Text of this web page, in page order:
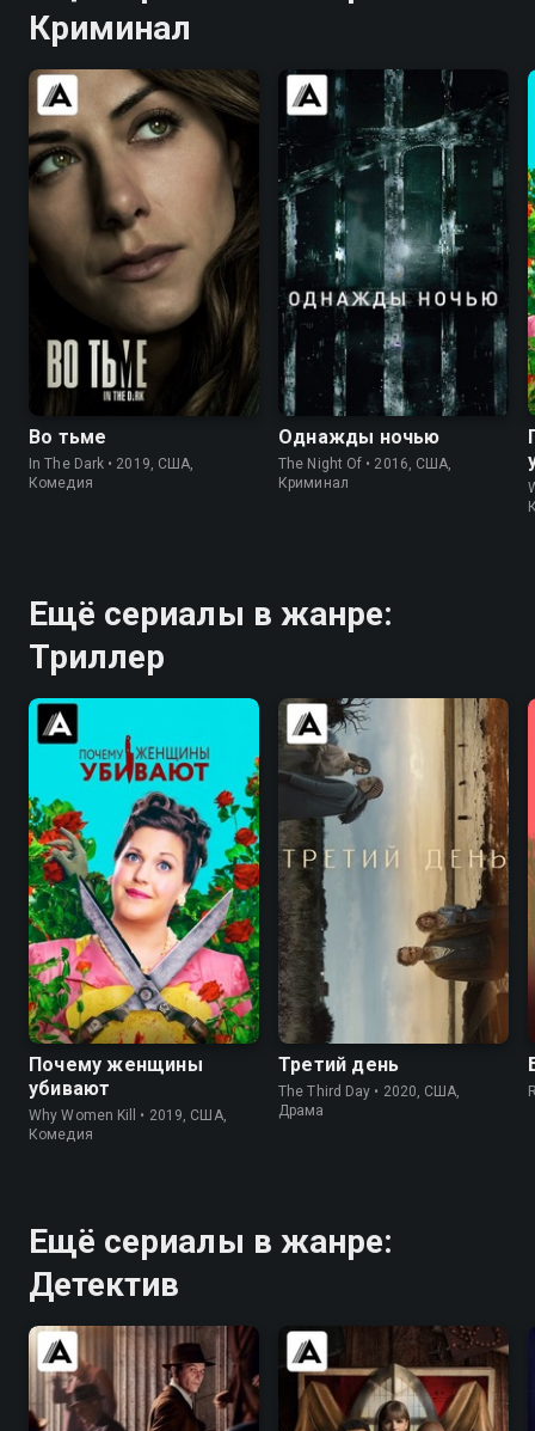
Криминал
7.4 7.5
Во тьме
In The Dark • 2019, США,
Комедия
7.8 8.4
Однажды ночью
The Night Of • 2016, США,
Криминал
Ещё сериалы в жанре:
Триллер
8.3 8.3
Почему женщины
убивают
Why Women Kill • 2019, США,
Комедия
6.2
Третий день
The Third Day • 2020, США,
Драма
Ещё сериалы в жанре:
Детектив